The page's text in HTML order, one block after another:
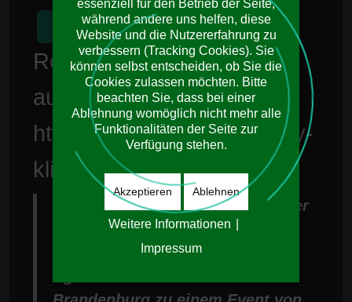
Absenden Zurücksetzen
Roy Klinke: Liebe Grüße
aus MV
https://soundcloud.com/roy-
klinke
Hey mein Lieber, ich lasse dir hier
mal ganz liebe Grüße und freu
mich schon drauf wenns
essenziell für den Betrieb der Seite,
während andere uns helfen, diese
Website und die Nutzererfahrung zu
verbessern (Tracking Cookies). Sie
können selbst entscheiden, ob Sie die
Cookies zulassen möchten. Bitte
beachten Sie, dass bei einer
Ablehnung womöglich nicht mehr alle
Funktionalitäten der Seite zur
Verfügung stehen.
Akzeptieren Ablehnen
Weitere Informationen
Impressum